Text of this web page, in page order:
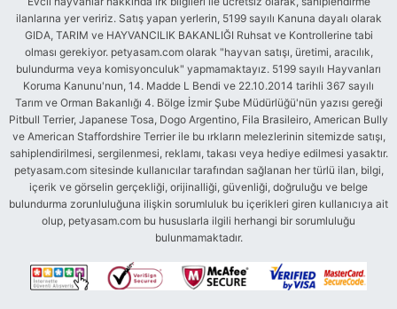
ilanlarına yer veririz. Satış yapan yerlerin, 5199 sayılı Kanuna dayalı olarak
GIDA, TARIM ve HAYVANCILIK BAKANLIĞI Ruhsat ve Kontrollerine tabi
olması gerekiyor. petyasam.com olarak "hayvan satışı, üretimi, aracılık,
bulundurma veya komisyonculuk" yapmamaktayız. 5199 sayılı Hayvanları
Koruma Kanunu'nun, 14. Madde L Bendi ve 22.10.2014 tarihli 367 sayılı
Tarım ve Orman Bakanlığı 4. Bölge İzmir Şube Müdürlüğü'nün yazısı gereği
Pitbull Terrier, Japanese Tosa, Dogo Argentino, Fila Brasileiro, American Bully
ve American Staffordshire Terrier ile bu ırkların melezlerinin sitemizde satışı,
sahiplendirilmesi, sergilenmesi, reklamı, takası veya hediye edilmesi yasaktır.
petyasam.com sitesinde kullanıcılar tarafından sağlanan her türlü ilan, bilgi,
içerik ve görselin gerçekliği, orijinalliği, güvenliği, doğruluğu ve belge
bulundurma zorunluluğuna ilişkin sorumluluk bu içerikleri giren kullanıcıya ait
olup, petyasam.com bu hususlarla ilgili herhangi bir sorumluluğu
bulunmamaktadır.